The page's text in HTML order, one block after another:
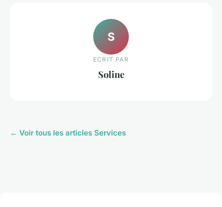
S
ECRIT PAR
Soline
← Voir tous les articles Services